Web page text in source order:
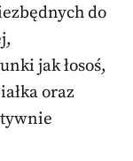
do
jak łosoś,
oraz